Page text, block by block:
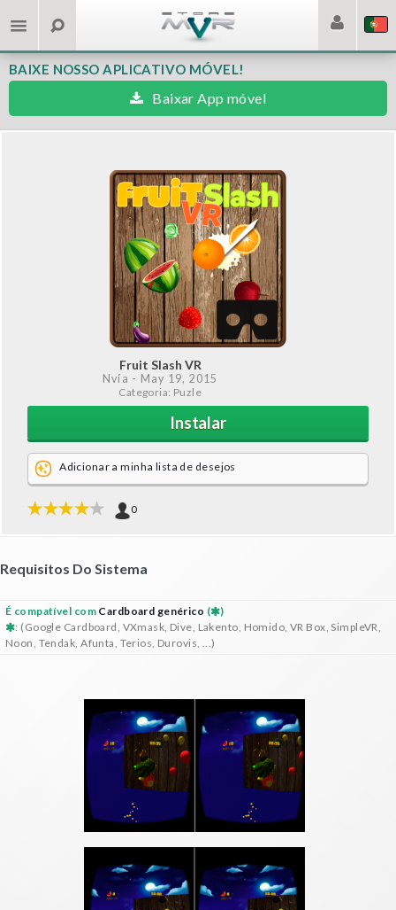
BAIXE NOSSO APLICATIVO MÓVEL!
Baixar App móvel
Fruit Slash VR
Nvía - May 19, 2015
Categoria: Puzle
Instalar
Adicionar a minha lista de desejos
0
Requisitos Do Sistema
É compatível com Cardboard genérico (
)
: (Google Cardboard, VXmask, Dive, Lakento, Homido, VR Box, SimpleVR,
Noon, Tendak, Afunta, Terios, Durovis, ...)